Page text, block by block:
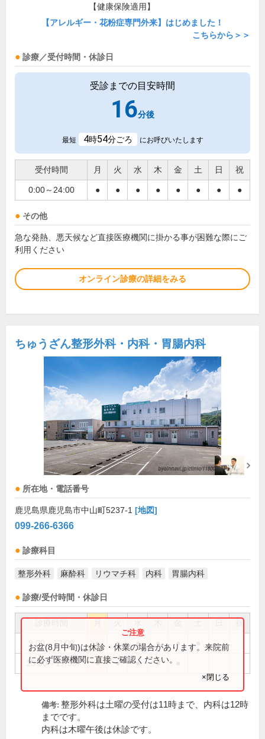
【健康保険適用】
【アレルギー・花粉症専門外来】はじめました！
こちらから＞＞
診療／受付時間・休診日
受診までの目安時間
16分後
最短 4時54分ごろ にお呼びいたします
受付時間 月 火 水 木 金 土 日 祝
0:00～24:00 ● ● ● ● ● ● ● ●
その他
急な発熱、悪天候など直接医療機関に掛かる事が困難な際にご
利用ください
オンライン診療の詳細をみる
ちゅうざん整形外科・内科・胃腸内科
所在地・電話番号
鹿児島県鹿児島市中山町5237-1 [地図]
099-266-6366
診療科目
整形外科 麻酔科 リウマチ科 内科 胃腸内科
診療/受付時間・休診日
祝
9:00～12:00 ● ● ● ● ●
15:00～17:30 ● ● ● ●
お盆(8月中旬)は休診・休業の場合があります。来院前
に必ず医療機関に直接ご確認ください。
×閉じる
備考: 整形外科は土曜の受付は11時まで、内科は12時
までです。
内科は木曜午後は休診です。